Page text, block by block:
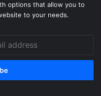
options that allow you to
to your needs.